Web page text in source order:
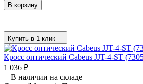
В корзину
Купить в 1 клик
Кросс оптический Cabeus JJT-4-ST
1 036 ₽
В наличии на складе